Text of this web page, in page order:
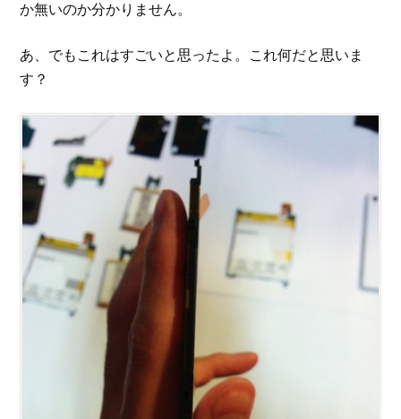
か無いのか分かりません。
あ、でもこれはすごいと思ったよ。これ何だと思いま
す？